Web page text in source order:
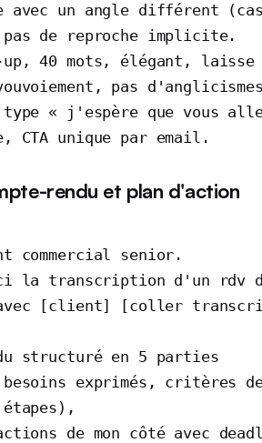
avec un angle différent
de reproche implicite.
up, 40 mots, élégant,
pas
type « j'espère que vous
CTA unique par email.
rendu et plan d'action
commercial senior.
la transcription d'un rdv
avec [client] [coller
structuré en 5 parties
exprimés, critères
de mon côté avec